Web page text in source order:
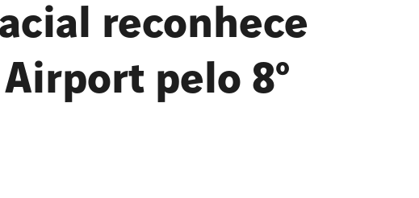
reconhece
pelo 8º